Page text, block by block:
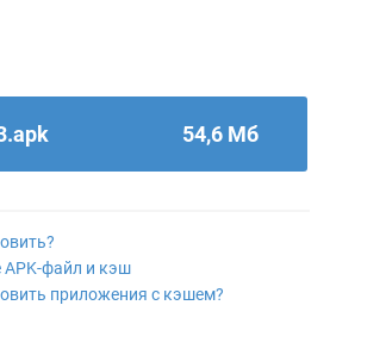
54,6 Мб
APK-файл и кэш
приложения с кэшем?